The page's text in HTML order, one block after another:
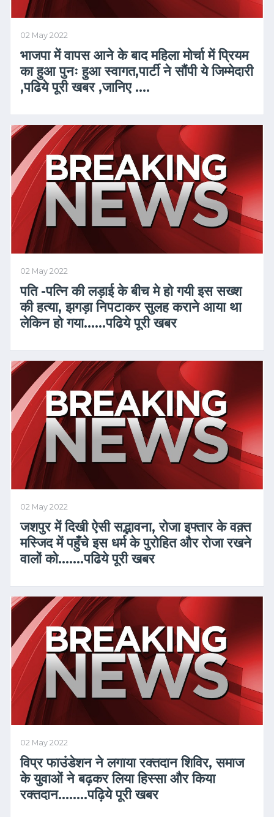
02 May 2022
भाजपा में वापस आने के बाद महिला मोर्चा में प्रियम
का हुआ पुनः हुआ स्वागत,पार्टी ने सौंपी ये जिम्मेदारी
,पढिये पूरी खबर ,जानिए ….
02 May 2022
पति -पत्नि की लड़ाई के बीच मे हो गयी इस सख्श
की हत्या, झगड़ा निपटाकर सुलह कराने आया था
लेकिन हो गया..….पढिये पूरी खबर
02 May 2022
जशपुर में दिखी ऐसी सद्भावना, रोजा इफ्तार के वक़्त
मस्जिद में पहुँचे इस धर्म के पुरोहित और रोजा रखने
वालों को…….पढिये पूरी खबर
02 May 2022
विप्र फाउंडेशन ने लगाया रक्तदान शिविर, समाज
के युवाओं ने बढ़कर लिया हिस्सा और किया
रक्तदान……..पढ़िये पूरी खबर